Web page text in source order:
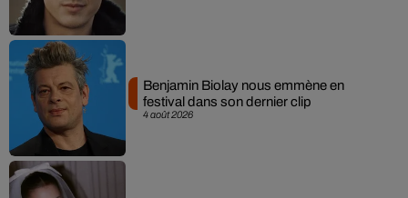
4 août 2026
Benjamin Biolay nous emmène en
festival dans son dernier clip